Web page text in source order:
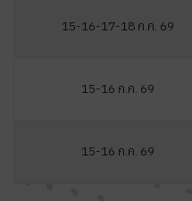
15-16-17-18 ก.ค. 69
15-16 ก.ค. 69
15-16 ก.ค. 69